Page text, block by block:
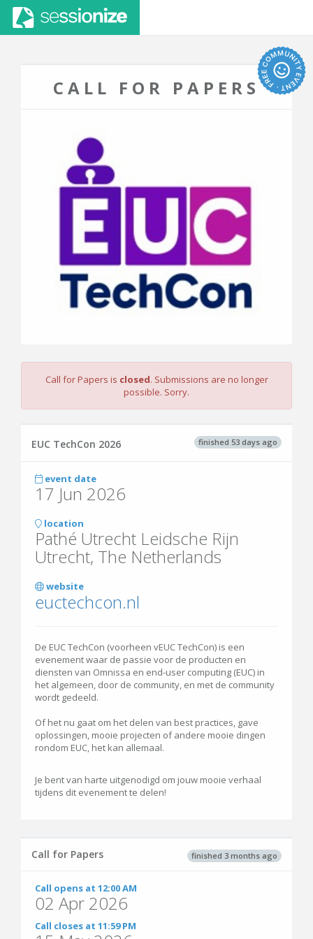
CALL FOR PAPERS
Call for Papers is closed. Submissions are no longer
possible. Sorry.
finished 53 days ago
EUC TechCon 2026
event date
17 Jun 2026
location
Pathé Utrecht Leidsche Rijn
Utrecht, The Netherlands
website
euctechcon.nl
De EUC TechCon (voorheen vEUC TechCon) is een
evenement waar de passie voor de producten en
diensten van Omnissa en end-user computing (EUC) in
het algemeen, door de community, en met de community
wordt gedeeld.
Of het nu gaat om het delen van best practices, gave
oplossingen, mooie projecten of andere mooie dingen
rondom EUC, het kan allemaal.
Je bent van harte uitgenodigd om jouw mooie verhaal
tijdens dit evenement te delen!
finished 3 months ago
Call for Papers
Call opens at 12:00 AM
02 Apr 2026
Call closes at 11:59 PM